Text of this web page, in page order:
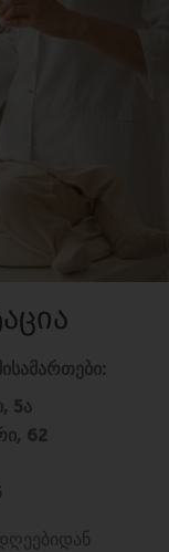
5ა
62